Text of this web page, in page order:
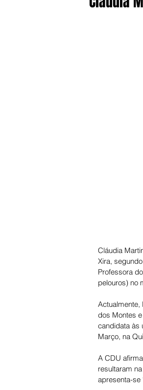
Cláudia
Xira,
Professora
pelouros) no
Actualmente,
dos Montes
candidata às
Março, na
A CDU
resultaram
apresenta-se